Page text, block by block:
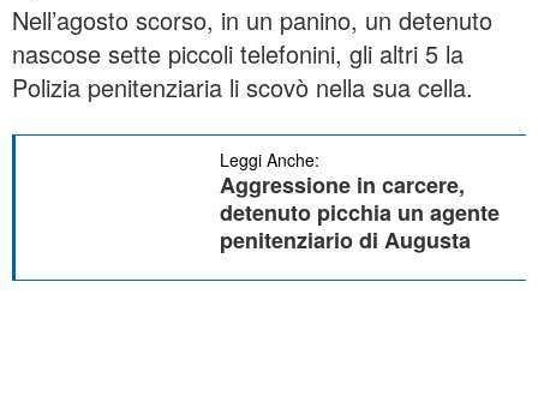
Nell’agosto scorso, in un panino, un detenuto
nascose sette piccoli telefonini, gli altri 5 la
Polizia penitenziaria li scovò nella sua cella.
Leggi Anche:
Aggressione in carcere,
detenuto picchia un agente
penitenziario di Augusta